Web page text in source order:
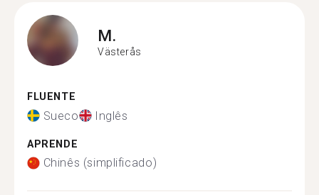
M.
Västerås
FLUENTE
Sueco Inglês
APRENDE
Chinês (simplificado)